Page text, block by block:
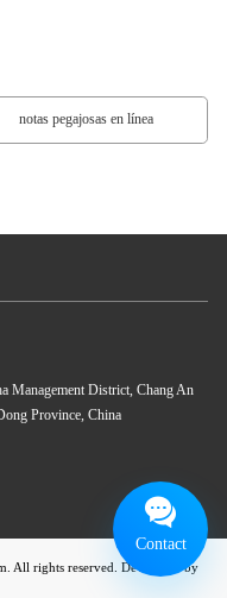
notas pegajosas en línea
Management District, Chang An
Province, China
All rights reserved. Developed by
Contact